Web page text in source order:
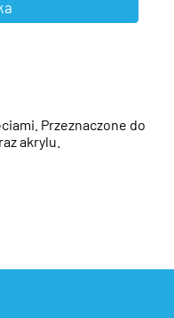
Przeznaczone do
akrylu.